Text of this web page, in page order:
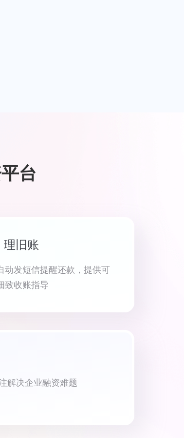
台
理旧账
动发短信提醒还款，提供可
致收账指导
解决企业融资难题